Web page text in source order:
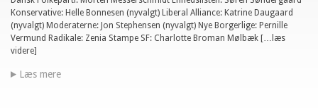
Konservative: Helle Bonnesen (nyvalgt) Liberal Alliance: Katrine Daugaard
(nyvalgt) Moderaterne: Jon Stephensen (nyvalgt) Nye Borgerlige: Pernille
Vermund Radikale: Zenia Stampe SF: Charlotte Broman Mølbæk […læs
videre]
Læs mere